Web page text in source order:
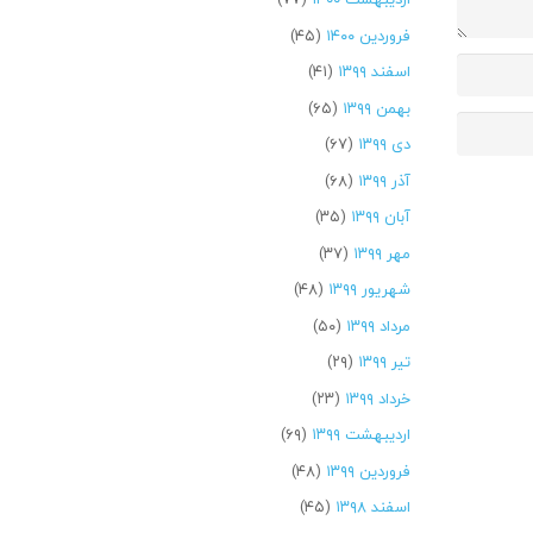
فروردین ۱۴۰۰
(۴۵)
اسفند ۱۳۹۹
(۴۱)
بهمن ۱۳۹۹
(۶۵)
دی ۱۳۹۹
(۶۷)
آذر ۱۳۹۹
(۶۸)
آبان ۱۳۹۹
(۳۵)
مهر ۱۳۹۹
(۳۷)
شهریور ۱۳۹۹
(۴۸)
مرداد ۱۳۹۹
(۵۰)
تیر ۱۳۹۹
(۲۹)
خرداد ۱۳۹۹
(۲۳)
اردیبهشت ۱۳۹۹
(۶۹)
فروردین ۱۳۹۹
(۴۸)
اسفند ۱۳۹۸
(۴۵)